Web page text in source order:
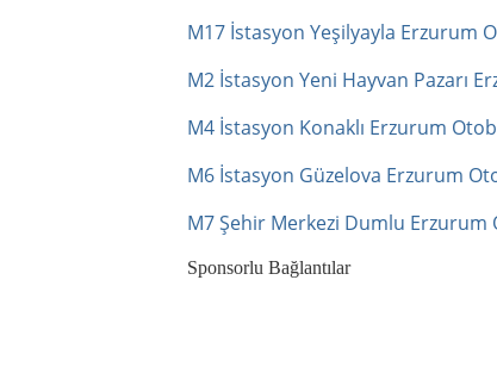
M17 İstasyon Yeşilyayla Erzurum
M2 İstasyon Yeni Hayvan Pazarı
M4 İstasyon Konaklı Erzurum
M6 İstasyon Güzelova Erzurum
M7 Şehir Merkezi Dumlu Erzurum
Sponsorlu Bağlantılar